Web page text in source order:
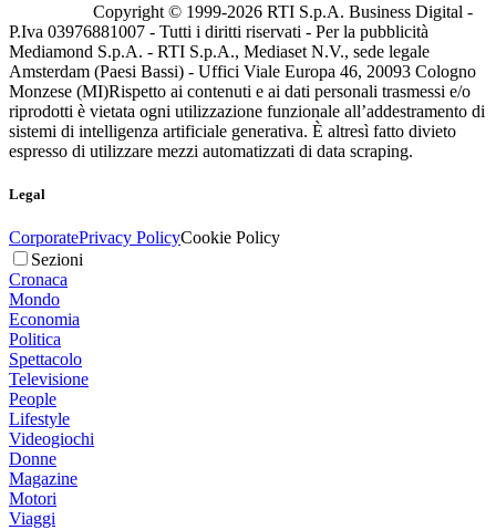
Copyright © 1999-2026 RTI S.p.A. Business Digital -
P.Iva 03976881007 - Tutti i diritti riservati - Per la pubblicità
Mediamond S.p.A. - RTI S.p.A., Mediaset N.V., sede legale
Amsterdam (Paesi Bassi) - Uffici Viale Europa 46, 20093 Cologno
Monzese (MI)Rispetto ai contenuti e ai dati personali trasmessi e/o
riprodotti è vietata ogni utilizzazione funzionale all’addestramento di
sistemi di intelligenza artificiale generativa. È altresì fatto divieto
espresso di utilizzare mezzi automatizzati di data scraping.
Legal
CorporatePrivacy PolicyCookie Policy
Sezioni
Cronaca
Mondo
Economia
Politica
Spettacolo
Televisione
People
Lifestyle
Videogiochi
Donne
Magazine
Motori
Viaggi